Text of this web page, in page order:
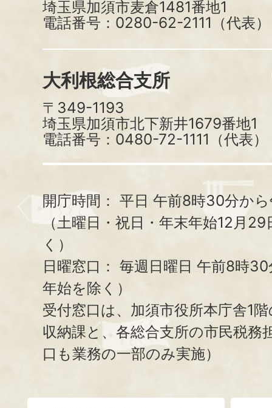
埼玉県加須市麦倉1481番地1
電話番号：0280-62-2111（代表）
大利根総合支所
〒349-1193
埼玉県加須市北下新井1679番地1
電話番号：0480-72-1111（代表）
開庁時間： 平日 午前8時30分か
（土曜日・祝日・年末年始12月
く）
日曜窓口： 毎週日曜日 午前8時
年始を除く）
受付窓口は、加須市役所本庁舎1
収納課と、 各総合支所の市民税務
口も業務の一部のみ実施）